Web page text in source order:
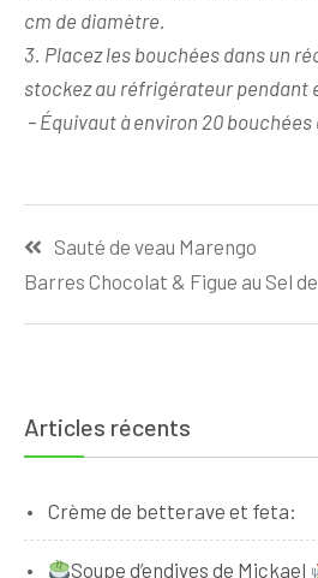
cm de diamètre.
3. Placez les bouchées dans un
stockez au réfrigérateur pendant
– Équivaut à environ 20
Sauté de veau Marengo
Barres Chocolat & Figue au Sel
Articles récents
Crème de betterave et feta:
Soupe d’endives de Mickael